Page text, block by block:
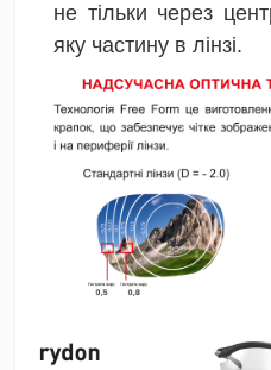
не тільки через
яку частину в лінзі.